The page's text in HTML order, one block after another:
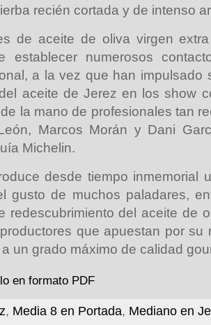
recién cortada y de intenso
de aceite de oliva virgen
establecer numerosos
a la vez que han impulsado
aceite de Jerez en los show
la mano de profesionales tan
Marcos Morán y Dani
Michelin.
desde tiempo inmemorial
gusto de muchos paladares,
redescubrimiento del aceite de
que apuestan por su
a un grado máximo de calidad
en formato PDF
, Media 8 en Portada, Mediano en